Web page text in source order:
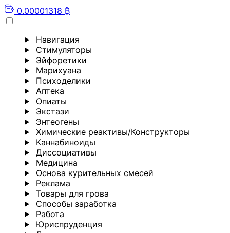
0.00001318 ₿
Навигация
Стимуляторы
Эйфоретики
Марихуана
Психоделики
Аптека
Опиаты
Экстази
Энтеогены
Химические реактивы/Конструкторы
Каннабиноиды
Диссоциативы
Медицина
Основа курительных смесей
Реклама
Товары для грова
Способы заработка
Работа
Юриспруденция